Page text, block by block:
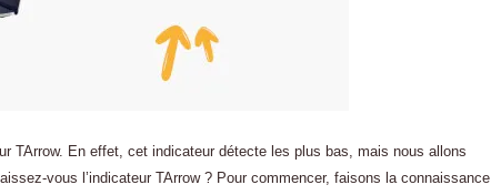
TArrow. En effet, cet indicateur détecte les plus bas, mais nous allons
vous l’indicateur TArrow ? Pour commencer, faisons la connaissance